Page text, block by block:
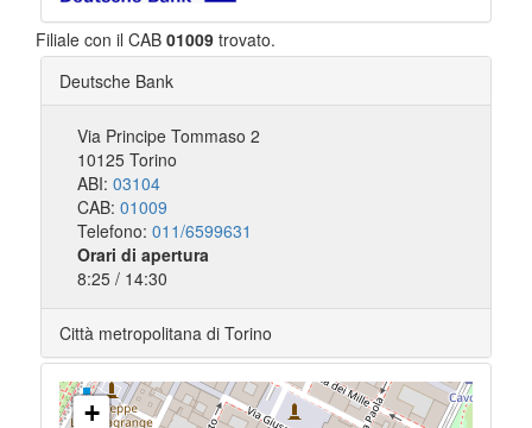
Filiale con il CAB 01009 trovato.
Deutsche Bank
Via Principe Tommaso 2
10125 Torino
ABI: 03104
CAB: 01009
Telefono: 011/6599631
Orari di apertura
8:25 / 14:30
Città metropolitana di Torino
+